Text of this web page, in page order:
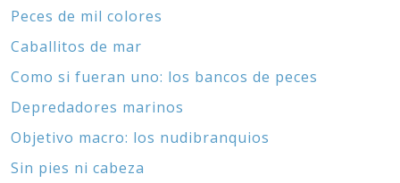
Peces de mil colores
Caballitos de mar
Como si fueran uno: los bancos de peces
Depredadores marinos
Objetivo macro: los nudibranquios
Sin pies ni cabeza